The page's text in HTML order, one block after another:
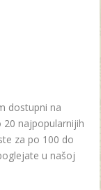
dostupni na
najpopularnijih
za po 100 do
u našoj